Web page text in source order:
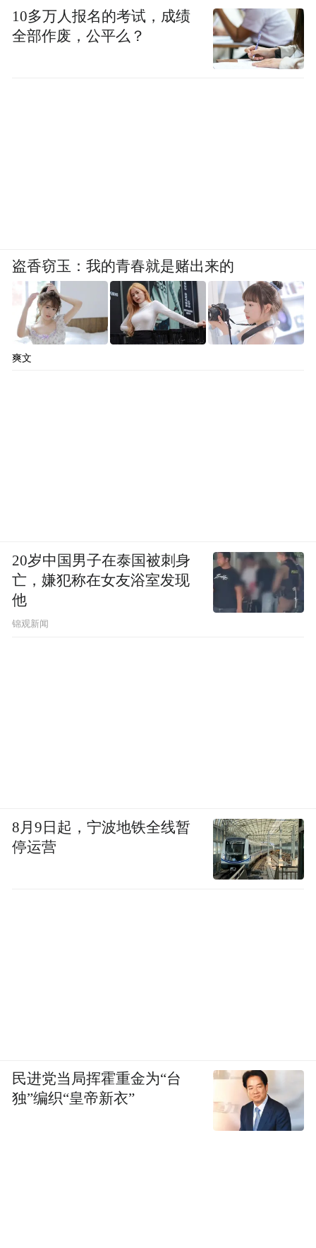
10多万人报名的考试，成绩
全部作废，公平么？
盗香窃玉：我的青春就是赌出来的
爽文
20岁中国男子在泰国被刺身
亡，嫌犯称在女友浴室发现
他
锦观新闻
8月9日起，宁波地铁全线暂
停运营
民进党当局挥霍重金为“台
独”编织“皇帝新衣”